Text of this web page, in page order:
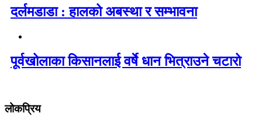
दर्लमडाडा : हालको अबस्था र सम्भावना
पूर्वखोलाका किसानलाई वर्षे धान भित्राउने चटारो
लोकप्रिय